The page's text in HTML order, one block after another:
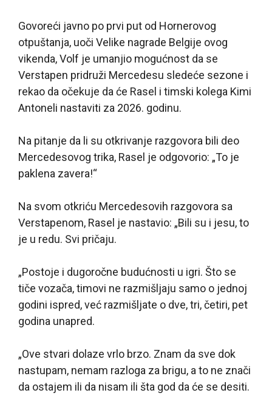
Govoreći javno po prvi put od Hornerovog
otpuštanja, uoči Velike nagrade Belgije ovog
vikenda, Volf je umanjio mogućnost da se
Verstapen pridruži Mercedesu sledeće sezone i
rekao da očekuje da će Rasel i timski kolega Kimi
Antoneli nastaviti za 2026. godinu.
Na pitanje da li su otkrivanje razgovora bili deo
Mercedesovog trika, Rasel je odgovorio: „To je
paklena zavera!“
Na svom otkriću Mercedesovih razgovora sa
Verstapenom, Rasel je nastavio: „Bili su i jesu, to
je u redu. Svi pričaju.
„Postoje i dugoročne budućnosti u igri. Što se
tiče vozača, timovi ne razmišljaju samo o jednoj
godini ispred, već razmišljate o dve, tri, četiri, pet
godina unapred.
„Ove stvari dolaze vrlo brzo. Znam da sve dok
nastupam, nemam razloga za brigu, a to ne znači
da ostajem ili da nisam ili šta god da će se desiti.